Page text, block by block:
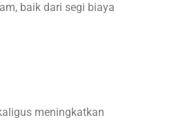
baik dari segi biaya
meningkatkan